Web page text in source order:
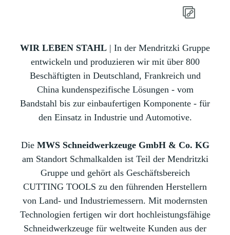
WIR LEBEN STAHL | In der Mendritzki Gruppe
entwickeln und produzieren wir mit über 800
Beschäftigten in Deutschland, Frankreich und
China kundenspezifische Lösungen - vom
Bandstahl bis zur einbaufertigen Komponente - für
den Einsatz in Industrie und Automotive.
Die MWS Schneidwerkzeuge GmbH & Co. KG
am Standort Schmalkalden ist Teil der Mendritzki
Gruppe und gehört als Geschäftsbereich
CUTTING TOOLS zu den führenden Herstellern
von Land- und Industriemessern. Mit modernsten
Technologien fertigen wir dort hochleistungsfähige
Schneidwerkzeuge für weltweite Kunden aus der